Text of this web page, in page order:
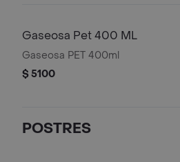
Gaseosa Pet 400 ML
Gaseosa PET 400ml
$ 5100
POSTRES